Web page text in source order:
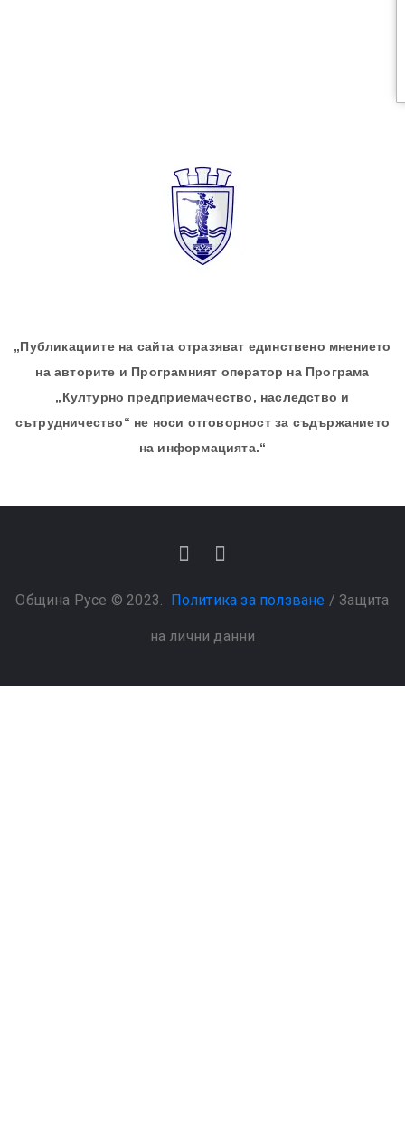
„Публикациите на сайта отразяват единствено мнението
на авторите и Програмният оператор на Програма
„Културно предприемачество, наследство и
сътрудничество“ не носи отговорност за съдържанието
на информацията.“
Община Русе © 2023. Политика за ползване / Защита
на лични данни